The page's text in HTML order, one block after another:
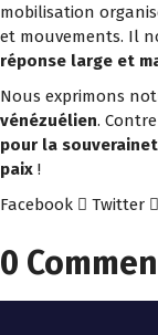
mobilisation
et mouvements. Il
réponse large et
Nous exprimons
vénézuélien.
pour la
paix !
Facebook
Twitter
0